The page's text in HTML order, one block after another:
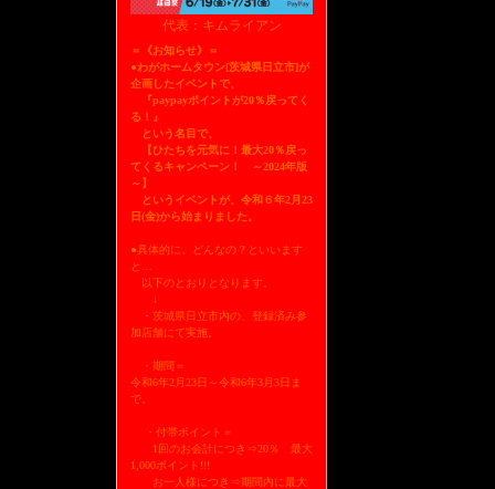
代表：キムライアン
＝《お知らせ》＝
●わがホームタウン[茨城県日立市]が
企画したイベントで、
『paypayポイントが20％戻ってく
る！』
という名目で、
【ひたちを元気に！最大20％戻っ
てくるキャンペーン！ ～2024年版
～】
というイベントが、令和６年2月23
日(金)から始まりました。
●具体的に、どんなの？といいます
と…
以下のとおりとなります。
↓
・茨城県日立市内の、登録済み参
加店舗にて実施。
・期間＝
令和6年2月23日～令和6年3月3日ま
で。
・付帯ポイント＝
1回のお会計につき⇒20％ 最大
1,000ポイント!!!
お一人様につき⇒期間内に最大